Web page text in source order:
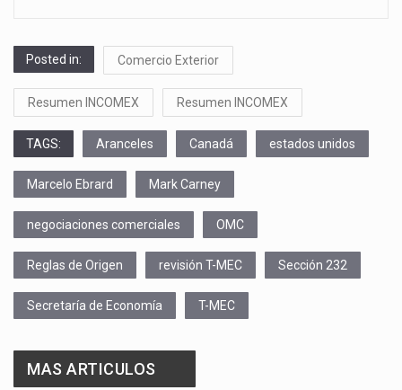
Posted in: Comercio Exterior
Resumen INCOMEX Resumen INCOMEX
TAGS: Aranceles Canadá estados unidos
Marcelo Ebrard Mark Carney
negociaciones comerciales OMC
Reglas de Origen revisión T-MEC Sección 232
Secretaría de Economía T-MEC
MAS ARTICULOS